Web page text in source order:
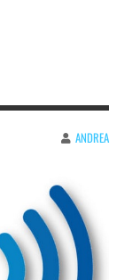
ANDREA